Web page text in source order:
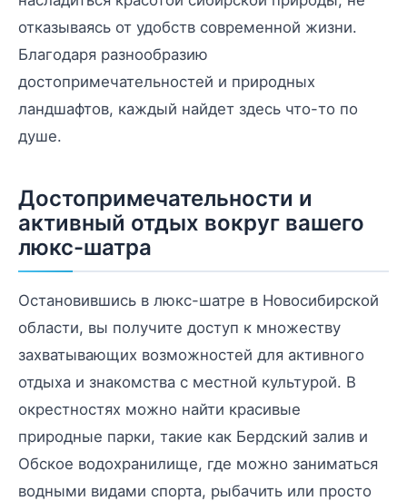
отказываясь от удобств современной жизни.
Благодаря разнообразию
достопримечательностей и природных
ландшафтов, каждый найдет здесь что-то по
душе.
Достопримечательности и
активный отдых вокруг вашего
люкс-шатра
Остановившись в люкс-шатре в Новосибирской
области, вы получите доступ к множеству
захватывающих возможностей для активного
отдыха и знакомства с местной культурой. В
окрестностях можно найти красивые
природные парки, такие как Бердский залив и
Обское водохранилище, где можно заниматься
водными видами спорта, рыбачить или просто